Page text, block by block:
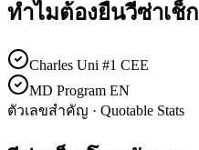
ทำไมต้องยื่นวีซ่าเช็ก
Charles Uni #1 CEE
MD Program EN
ตัวเลขสำคัญ · Quotable Stats